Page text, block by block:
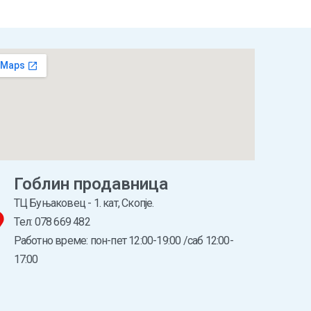
Гоблин продавница
ТЦ Буњаковец - 1. кат, Скопје.
Tел: 078 669 482
Работно време: пон-пет 12:00-19:00 /саб 12:00-
17:00